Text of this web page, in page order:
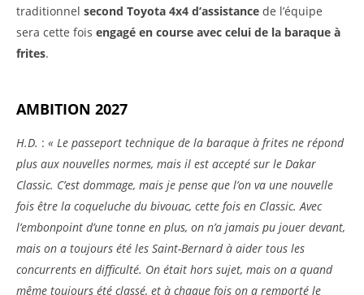
traditionnel second Toyota 4x4 d’assistance de l’équipe
sera cette fois engagé en course avec celui de la baraque à
frites.
AMBITION 2027
H.D. : « Le passeport technique de la baraque à frites ne répond
plus aux nouvelles normes, mais il est accepté sur le Dakar
Classic. C’est dommage, mais je pense que l’on va une nouvelle
fois être la coqueluche du bivouac, cette fois en Classic. Avec
l’embonpoint d’une tonne en plus, on n’a jamais pu jouer devant,
mais on a toujours été les Saint-Bernard à aider tous les
concurrents en difficulté. On était hors sujet, mais on a quand
même toujours été classé, et à chaque fois on a remporté le